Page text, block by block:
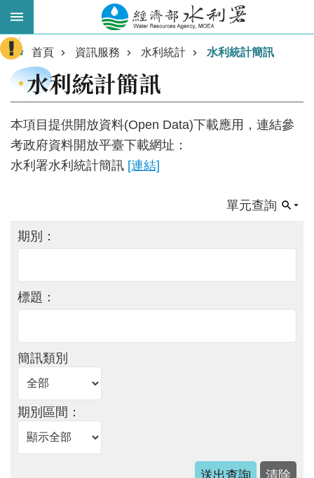
跳到主要內容區塊
進
階
搜
務
主
軸
最
新
情
:::
首頁 資訊服務 水利統計 水利統計簡訊
水利統計簡訊
本項目提供開放資料(Open Data)下載應用，連結參
考政府資料開放平臺下載網址：
水利署水利統計簡訊 [連結]
單元查詢
期別：
標題：
簡訊類別
期別區間：